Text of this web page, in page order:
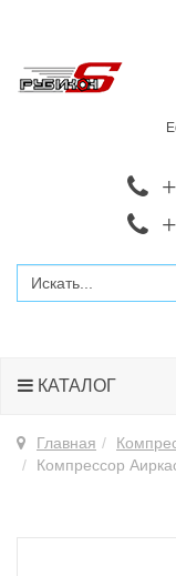
КАТАЛОГ
Главная
Компрессор